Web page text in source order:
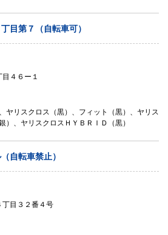
目第７（自転車可）
４６ー１
ヤリスクロス（黒）、フィット（黒）、ヤリス
）、ヤリスクロスＨＹＢＲＩＤ（黒）
自転車禁止）
丁目３２番４号